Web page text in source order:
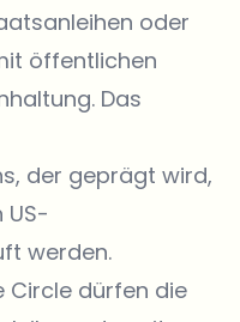
oder
öffentlichen
Das
der geprägt wird,
werden.
Circle dürfen die